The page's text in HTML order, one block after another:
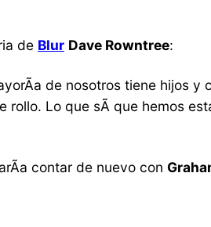
de Blur Dave Rowntree:
de nosotros tiene hijos
Lo que sÃ­ que hemos
contar de nuevo con